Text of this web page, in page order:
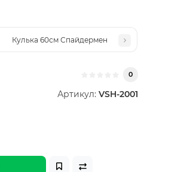
Кулька 60см Спайдермен
0
Артикул: VSH-2001